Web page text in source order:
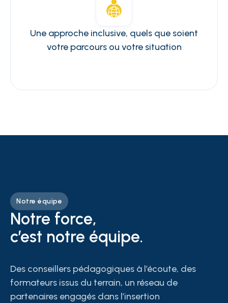
Une approche inclusive, quels que soient
votre parcours ou votre situation
Notre équipe
Notre force,
c’est notre équipe.
Des conseillers pédagogiques à l’écoute, des
formateurs issus du terrain, un réseau de
partenaires engagés dans l’insertion